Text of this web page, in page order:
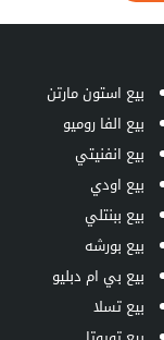
بيع استون مارتن
بيع الفا روميو
بيع انفنيتي
بيع اودي
بيع ببنتلي
بيع بورشه
بيع بي ام دبليو
بيع تسلا